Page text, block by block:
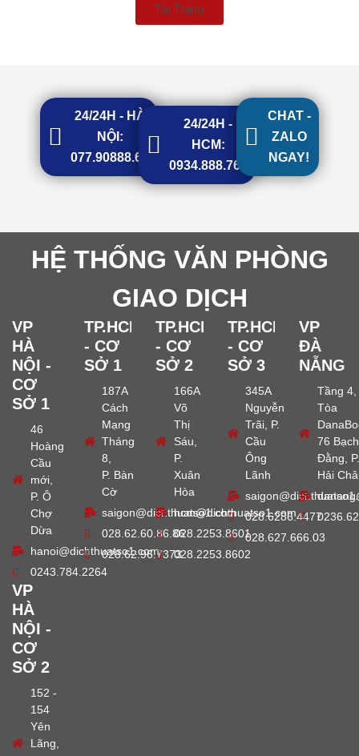
Tải Thêm
24/24H - HÀ
NỘI:
077.90888.68
24/24H -
HCM:
0934.888.768
CHAT -
ZALO
NGAY!
HỆ THỐNG VĂN PHÒNG
GIAO DỊCH
VP
HÀ
NỘI -
CƠ
SỞ 1
46
Hoàng
Cầu
mới,
P. Ô
Chợ
Dừa
hanoi@dichthuatso1.com
0243.784.2264
VP
HÀ
NỘI -
CƠ
SỞ 2
152 -
154
Yên
Lãng,
TP.HCM
- CƠ
SỞ 1
187A
Cách
Mạng
Tháng
8,
P. Bàn
Cờ
saigon@dichthuatso1.com
028.62.60.86.86
028.62.96.7373
TP.HCM
- CƠ
SỞ 2
166A
Võ
Thị
Sáu,
P.
Xuân
Hòa
hcm@dichthuatso1.com
028.2253.8601
028.2253.8602
TP.HCM
- CƠ
SỞ 3
345A
Nguyễn
Trãi, P.
Cầu
Ông
Lãnh
028.6286.4477
028.627.666.03
VP
ĐÀ
NẴNG
Tầng 4,
Tòa
76 Bạch
Đằng, P.
Hải